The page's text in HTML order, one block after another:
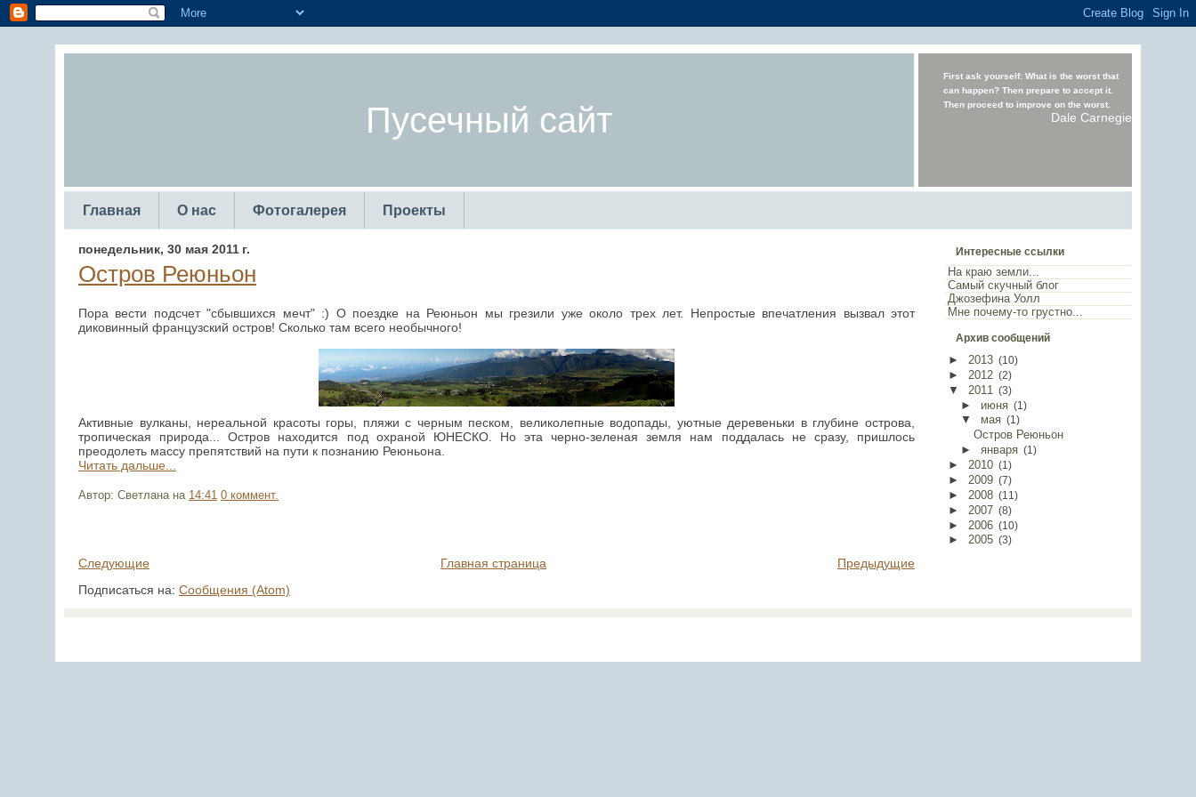
Пусечный сайт
First ask yourself: What is the worst that
can happen? Then prepare to accept it.
Then proceed to improve on the worst.
Dale Carnegie
Главная О нас Фотогалерея Проекты
понедельник, 30 мая 2011 г.
Остров Реюньон
Пора вести подсчет "сбывшихся мечт" :) О поездке на Реюньон мы грезили уже около трех лет. Непростые впечатления вызвал этот
диковинный французский остров! Сколько там всего необычного!
Активные вулканы, нереальной красоты горы, пляжи с черным песком, великолепные водопады, уютные деревеньки в глубине острова,
тропическая природа... Остров находится под охраной ЮНЕСКО. Но эта черно-зеленая земля нам поддалась не сразу, пришлось
преодолеть массу препятствий на пути к познанию Реюньона.
Читать дальше...
Автор: Светлана на 14:41 0 коммент.
Следующие Предыдущие
Главная страница
Подписаться на: Сообщения (Atom)
Интересные ссылки
На краю земли...
Самый скучный блог
Джозефина Уолл
Мне почему-то грустно...
Архив сообщений
► 2013 (10)
► 2012 (2)
▼ 2011 (3)
► июня (1 )
▼ мая (1 )
Остров Реюньон
►
января (1 )
► 2010 (1 )
► 2009 (7)
► 2008 (11 )
► 2007 (8)
► 2006 (10)
► 2005 (3)